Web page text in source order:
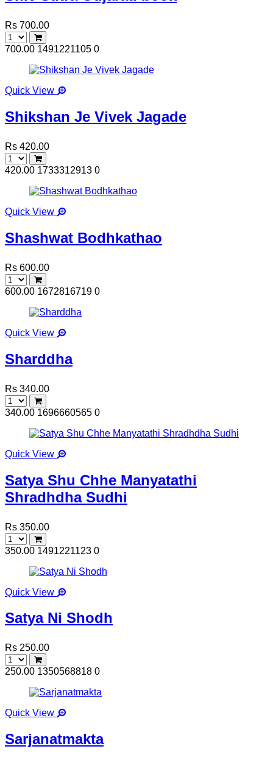
Rs 700.00
700.00 1491221105 0
Quick View
Shikshan Je Vivek Jagade
Rs 420.00
420.00 1733312913 0
Quick View
Shashwat Bodhkathao
Rs 600.00
600.00 1672816719 0
Quick View
Sharddha
Rs 340.00
340.00 1696660565 0
Quick View
Satya Shu Chhe Manyatathi
Shradhdha Sudhi
Rs 350.00
350.00 1491221123 0
Quick View
Satya Ni Shodh
Rs 250.00
250.00 1350568818 0
Quick View
Sarjanatmakta